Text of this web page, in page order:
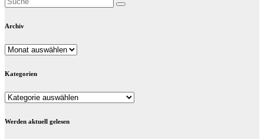
Archiv
Archiv
Kategorien
Kategorien
Werden aktuell gelesen